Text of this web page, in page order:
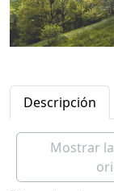
Descripción
Mostrar